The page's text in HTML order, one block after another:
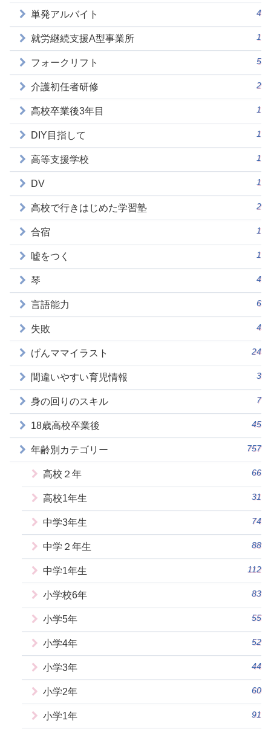
単発アルバイト 4
就労継続支援A型事業所 1
フォークリフト 5
介護初任者研修 2
高校卒業後3年目 1
DIY目指して 1
高等支援学校 1
DV 1
高校で行きはじめた学習塾 2
合宿 1
嘘をつく 1
琴 4
言語能力 6
失敗 4
げんママイラスト 24
間違いやすい育児情報 3
身の回りのスキル 7
18歳高校卒業後 45
年齢別カテゴリー 757
高校２年 66
高校1年生 31
中学3年生 74
中学２年生 88
中学1年生 112
小学校6年 83
小学5年 55
小学4年 52
小学3年 44
小学2年 60
小学1年 91